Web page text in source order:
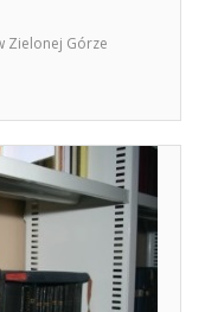
Zielonej Górze